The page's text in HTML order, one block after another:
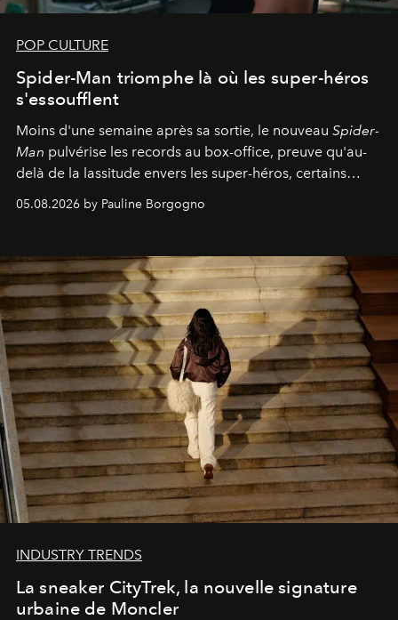
POP CULTURE
Spider-Man triomphe là où les super-héros
s'essoufflent
Moins d'une semaine après sa sortie, le nouveau Spider-
Man pulvérise les records au box-office, preuve qu'au-
delà de la lassitude envers les super-héros, certains
personnages continuent de susciter une ferveur intacte.
05.08.2026 by Pauline Borgogno
INDUSTRY TRENDS
La sneaker CityTrek, la nouvelle signature
urbaine de Moncler